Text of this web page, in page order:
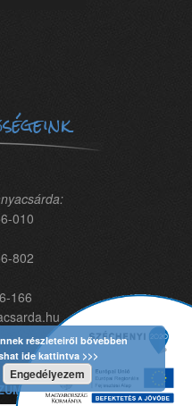
010
802
166
| Fejlesztő: Marketing Menü
részleteiről bővebben
ide kattintva >>>
Engedélyezem